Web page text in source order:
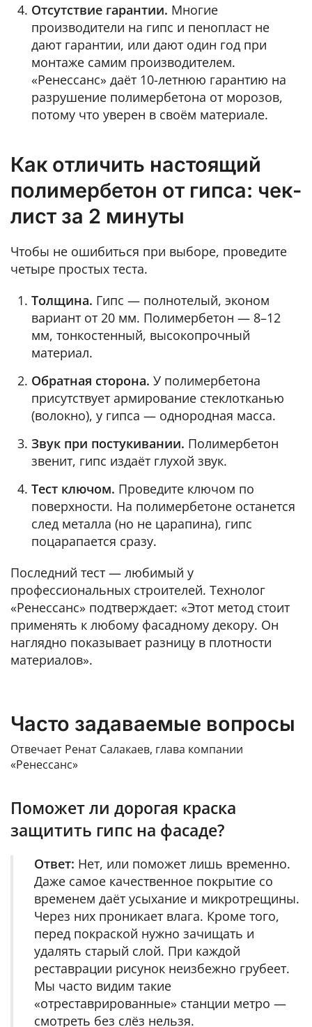
Отсутствие гарантии. Многие
производители на гипс и пенопласт не
дают гарантии, или дают один год при
монтаже самим производителем.
«Ренессанс» даёт 10-летнюю гарантию на
разрушение полимербетона от морозов,
потому что уверен в своём материале.
Как отличить настоящий
полимербетон от гипса: чек-
лист за 2 минуты
Чтобы не ошибиться при выборе, проведите
четыре простых теста.
Толщина. Гипс — полнотелый, эконом
вариант от 20 мм. Полимербетон — 8–12
мм, тонкостенный, высокопрочный
материал.
Обратная сторона. У полимербетона
присутствует армирование стеклотканью
(волокно), у гипса — однородная масса.
Звук при постукивании. Полимербетон
звенит, гипс издаёт глухой звук.
Тест ключом. Проведите ключом по
поверхности. На полимербетоне останется
след металла (но не царапина), гипс
поцарапается сразу.
Последний тест — любимый у
профессиональных строителей. Технолог
«Ренессанс» подтверждает: «Этот метод стоит
применять к любому фасадному декору. Он
наглядно показывает разницу в плотности
материалов».
Часто задаваемые вопросы
Отвечает Ренат Салакаев, глава компании
«Ренессанс»
Поможет ли дорогая краска
защитить гипс на фасаде?
Ответ: Нет, или поможет лишь временно.
Даже самое качественное покрытие со
временем даёт усыхание и микротрещины.
Через них проникает влага. Кроме того,
перед покраской нужно зачищать и
удалять старый слой. При каждой
реставрации рисунок неизбежно грубеет.
Мы часто видим такие
«отреставрированные» станции метро —
смотреть без слёз нельзя.